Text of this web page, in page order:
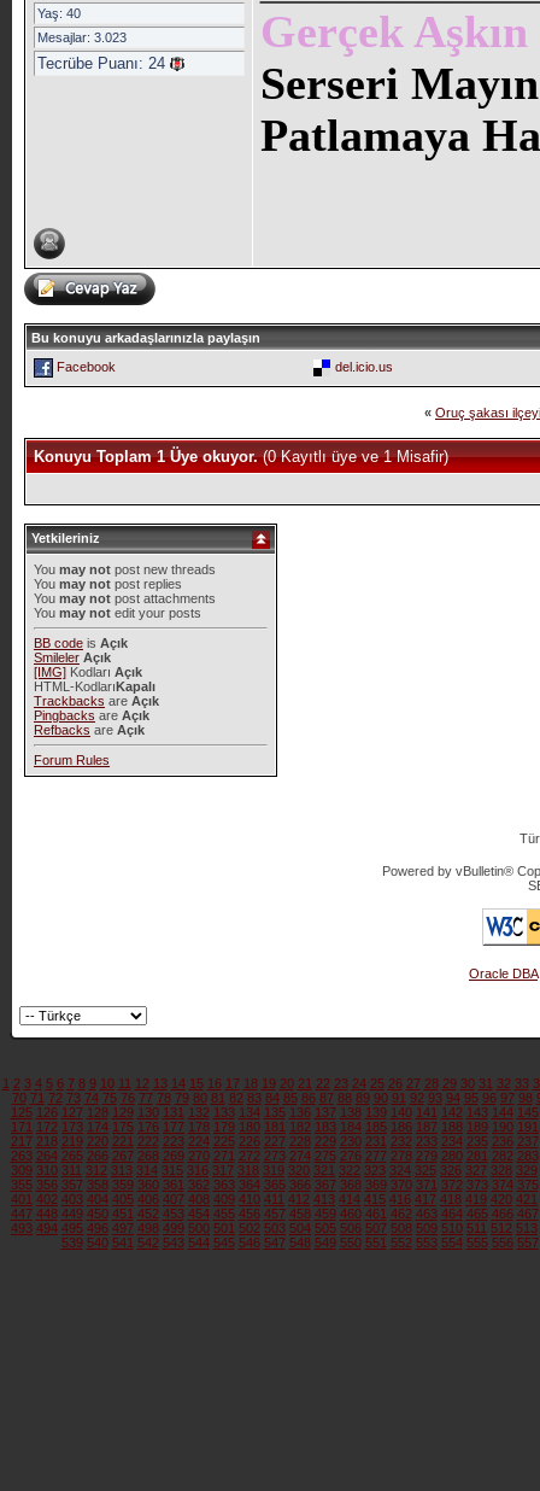
Yaş: 40
Mesajlar: 3.023
Tecrübe Puanı: 24
Gerçek
Serseri
Patlamaya
Bu konuyu arkadaşlarınızla paylaşın
Facebook
del.icio.us
« Oruç şakası ilçeyi
Konuyu Toplam 1 Üye okuyor.(0 Kayıtlı üye ve 1 Misafir)
Yetkileriniz
You may notpost new threads
You may notpost replies
You may notpost attachments
You may notedit your posts
BB codeis Açık
Smileler Açık
[IMG]Kodları Açık
HTML-KodlarıKapalı
Trackbacks are Açık
Pingbacks are Açık
Refbacks are Açık
Forum Rules
Powered by vBulletin®
Oracle DBA
1 2 3 4 5 6 7 8 9 10 11 12 13 14 15 16 17 18 19 20 21 22 23 24 25 26 27 28 29 30 31 32 33
70 71 72 73 74 75 76 77 78 79 80 81 82 83 84 85 86 87 88 89 90 91 92 93 94 95 96 97 98
125 126 127 128 129 130 131 132 133 134 135 136 137 138 139 140 141 142 143 144 145
171 172 173 174 175 176 177 178 179 180 181 182 183 184 185 186 187 188 189 190 191
217 218 219 220 221 222 223 224 225 226 227 228 229 230 231 232 233 234 235 236 237
263 264 265 266 267 268 269 270 271 272 273 274 275 276 277 278 279 280 281 282 283
309 310 311 312 313 314 315 316 317 318 319 320 321 322 323 324 325 326 327 328 329
355 356 357 358 359 360 361 362 363 364 365 366 367 368 369 370 371 372 373 374 375
401 402 403 404 405 406 407 408 409 410 411 412 413 414 415 416 417 418 419 420 421
447 448 449 450 451 452 453 454 455 456 457 458 459 460 461 462 463 464 465 466 467
493 494 495 496 497 498 499 500 501 502 503 504 505 506 507 508 509 510 511 512 513
539 540 541 542 543 544 545 546 547 548 549 550 551 552 553 554 555 556 557